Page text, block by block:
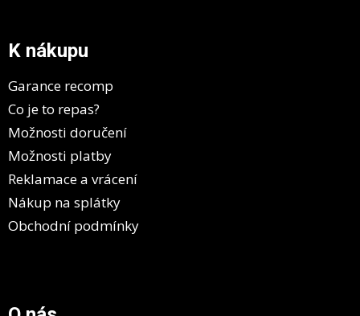
K nákupu
Garance recomp
Co je to repas?
Možnosti doručení
Možnosti platby
Reklamace a vrácení
Nákup na splátky
Obchodní podmínky